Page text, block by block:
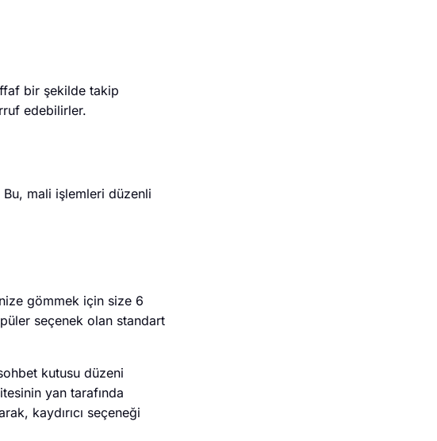
bir şekilde takip
edebilirler.
mali işlemleri düzenli
gömmek için size 6
seçenek olan standart
kutusu düzeni
yan tarafında
kaydırıcı seçeneği